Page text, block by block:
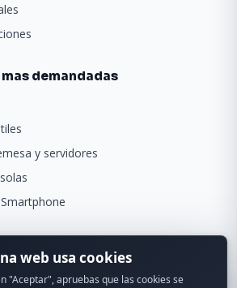
demandadas
y servidores
y novedades.
web usa cookies
"Aceptar", apruebas que las cookies se